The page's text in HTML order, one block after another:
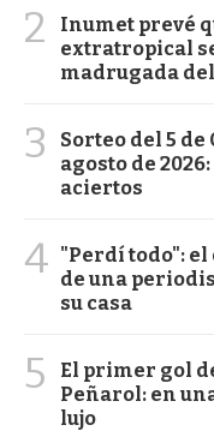
2
Inumet prevé
extratropical
madrugada
3
Sorteo del 5 de
agosto de
aciertos
4 "Perdí todo":
de una
su casa
5
El primer gol
Peñarol: en
lujo